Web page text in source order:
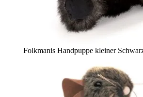
Folkmanis Handpuppe kleiner